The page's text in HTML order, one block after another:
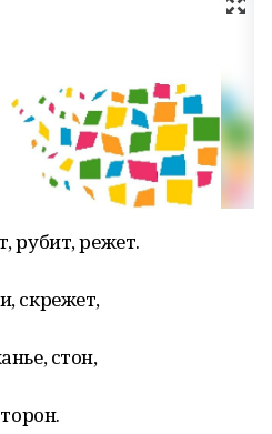
рубит, режет.
скрежет,
стон,